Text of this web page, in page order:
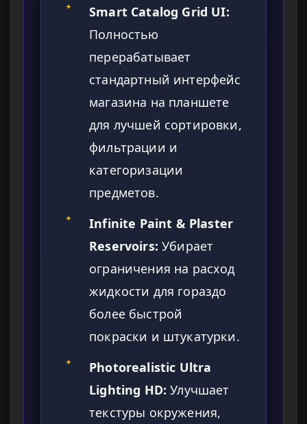
✦
Smart Catalog Grid UI:
Полностью
перерабатывает
стандартный интерфейс
магазина на планшете
для лучшей сортировки,
фильтрации и
категоризации
предметов.
✦
Infinite Paint & Plaster
Reservoirs: Убирает
ограничения на расход
жидкости для гораздо
более быстрой
покраски и штукатурки.
✦
Photorealistic Ultra
Lighting HD: Улучшает
текстуры окружения,